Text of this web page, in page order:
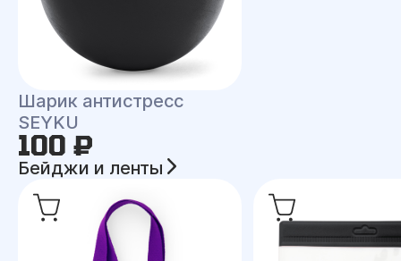
Шарик антистресс
SEYKU
100 ₽
Бейджи и ленты